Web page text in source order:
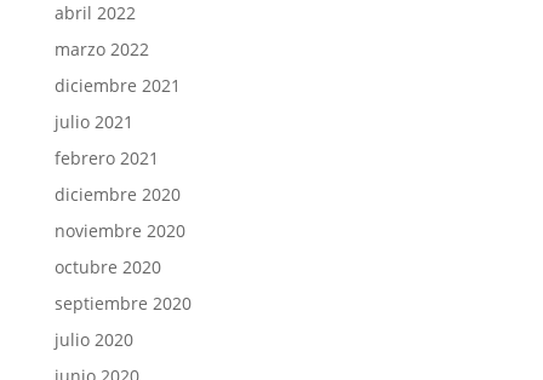
abril 2022
marzo 2022
diciembre 2021
julio 2021
febrero 2021
diciembre 2020
noviembre 2020
octubre 2020
septiembre 2020
julio 2020